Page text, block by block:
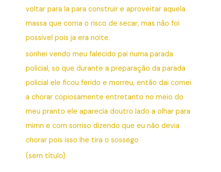
voltar para la para construir e aproveitar aquela
massa que corria o risco de secar, mas não foi
possivel pois ja era noite.
sonhei vendo meu falecido pai numa parada
policial, so que durante a preparação da parada
policial ele ficou ferido e morreu, então dai comei
a chorar copiosamente entretanto no meio do
meu pranto ele aparecia doutro lado a olhar para
mimn e com sorriso dizendo que eu não devia
chorar pois isso lhe tira o sossego
(sem título)